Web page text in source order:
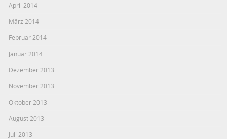
April 2014
März 2014
Februar 2014
Januar 2014
Dezember 2013
November 2013
Oktober 2013
August 2013
Juli 2013